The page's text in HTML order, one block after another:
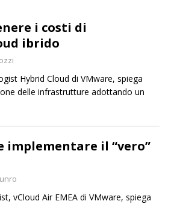
i costi di
ibrido
Hybrid Cloud di VMware, spiega
delle infrastrutture adottando un
implementare il “vero”
vCloud Air EMEA di VMware, spiega